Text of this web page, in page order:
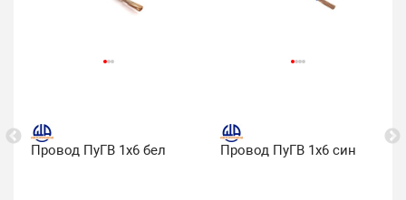
Провод ПуГВ 1х6 бел Провод ПуГВ 1х6 син